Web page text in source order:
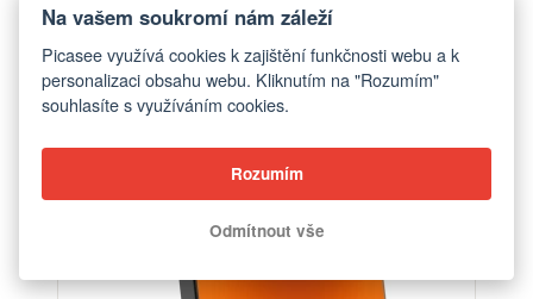
Na vašem soukromí nám záleží
Picasee využívá cookies k zajištění funkčnosti webu a k
personalizaci obsahu webu. Kliknutím na "Rozumím"
souhlasíte s využíváním cookies.
Rozumím
Odmítnout vše